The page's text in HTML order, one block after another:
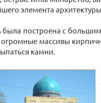
элемента архитектуры.
была построена с
массивы
камни.